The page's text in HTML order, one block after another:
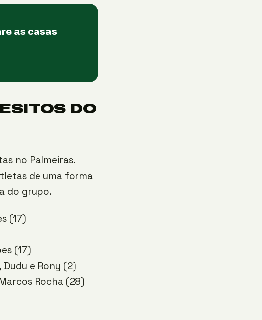
as casas
DO
no Palmeiras.
de uma forma
do grupo.
(17)
(17)
Dudu e Rony (2)
Rocha (28)